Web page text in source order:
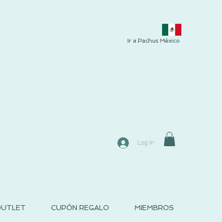
Ir a Pachus México
Log In
CUPÓN REGALO MIEMBROS